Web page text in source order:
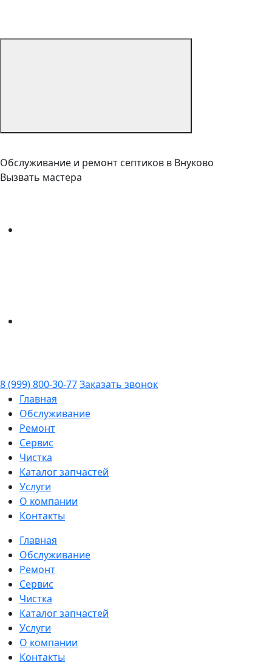
Обслуживание и ремонт септиков в Внуково
Вызвать мастера
8 (999) 800-30-77Заказать звонок
Главная
Обслуживание
Ремонт
Сервис
Чистка
Каталог запчастей
Услуги
О компании
Контакты
Главная
Обслуживание
Ремонт
Сервис
Чистка
Каталог запчастей
Услуги
О компании
Контакты